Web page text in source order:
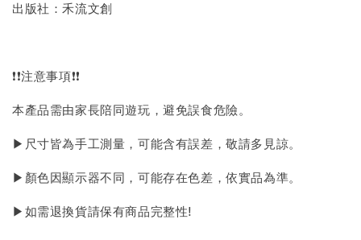
出版社：禾流文創
❗❗注意事項❗❗
本產品需由家長陪同遊玩，避免誤食危險。
▶尺寸皆為手工測量，可能含有誤差，敬請多見諒。
▶顏色因顯示器不同，可能存在色差，依實品為準。
▶如需退換貨請保有商品完整性!